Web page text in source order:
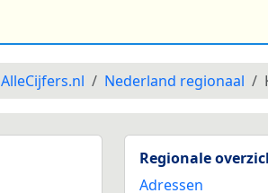
AlleCijfers.nl Nederland regionaal
Regionale
Adressen